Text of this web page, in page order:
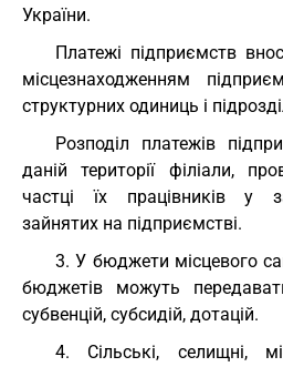
України.
Платежі підприємств
місцезнаходженням
структурних одиниць і
Розподіл платежів
даній території філіали,
частці їх працівників у
зайнятих на підприємстві.
3. У бюджети місцевого
бюджетів можуть
субвенцій, субсидій, дотацій.
4. Сільські, селищні,